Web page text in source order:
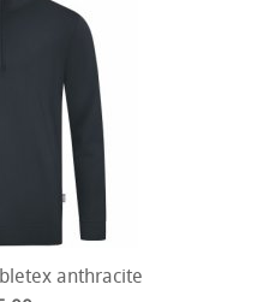
anthracite